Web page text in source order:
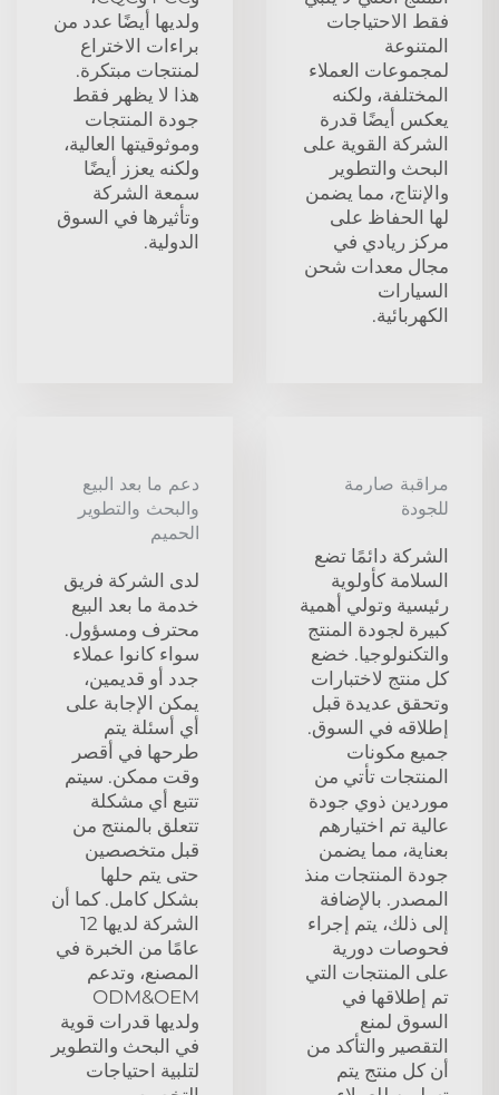
فقط الاحتياجات
المتنوعة
لمجموعات العملاء
المختلفة، ولكنه
يعكس أيضًا قدرة
الشركة القوية على
البحث والتطوير
والإنتاج، مما يضمن
لها الحفاظ على
مركز ريادي في
مجال معدات شحن
السيارات
الكهربائية.
ولديها أيضًا عدد من
براءات الاختراع
لمنتجات مبتكرة.
هذا لا يظهر فقط
جودة المنتجات
وموثوقيتها العالية،
ولكنه يعزز أيضًا
سمعة الشركة
وتأثيرها في السوق
الدولية.
مراقبة صارمة
للجودة
الشركة دائمًا تضع
السلامة كأولوية
رئيسية وتولي أهمية
كبيرة لجودة المنتج
والتكنولوجيا. خضع
كل منتج لاختبارات
وتحقق عديدة قبل
إطلاقه في السوق.
جميع مكونات
المنتجات تأتي من
موردين ذوي جودة
عالية تم اختيارهم
بعناية، مما يضمن
جودة المنتجات منذ
المصدر. بالإضافة
إلى ذلك، يتم إجراء
فحوصات دورية
على المنتجات التي
تم إطلاقها في
السوق لمنع
التقصير والتأكد من
أن كل منتج يتم
دعم ما بعد البيع
والبحث والتطوير
الحميم
لدى الشركة فريق
خدمة ما بعد البيع
محترف ومسؤول.
سواء كانوا عملاء
جدد أو قديمين،
يمكن الإجابة على
أي أسئلة يتم
طرحها في أقصر
وقت ممكن. سيتم
تتبع أي مشكلة
تتعلق بالمنتج من
قبل متخصصين
حتى يتم حلها
بشكل كامل. كما أن
الشركة لديها 12
عامًا من الخبرة في
المصنع، وتدعم
ODM&OEM
ولديها قدرات قوية
في البحث والتطوير
لتلبية احتياجات